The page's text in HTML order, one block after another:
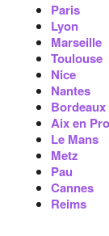
Paris
Lyon
Marseille
Toulouse
Nice
Nantes
Bordeaux
Aix en
Le Mans
Metz
Pau
Cannes
Reims